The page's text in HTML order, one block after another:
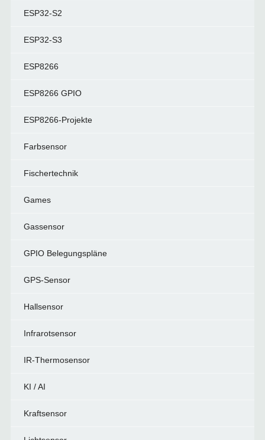
ESP32-S2
ESP32-S3
ESP8266
ESP8266 GPIO
ESP8266-Projekte
Farbsensor
Fischertechnik
Games
Gassensor
GPIO Belegungspläne
GPS-Sensor
Hallsensor
Infrarotsensor
IR-Thermosensor
KI / AI
Kraftsensor